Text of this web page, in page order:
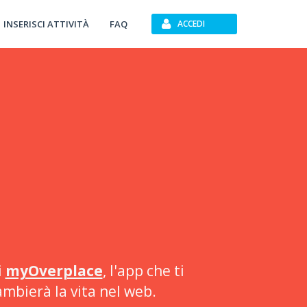
INSERISCI ATTIVITÀ FAQ ACCEDI
myOverplace, l'app che ti
la vita nel web.